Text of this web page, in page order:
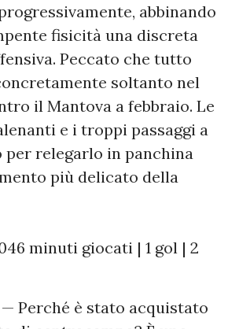
abbinando
fisicità una discreta
Peccato che tutto
soltanto nel
il Mantova a febbraio. Le
e i troppi passaggi a
relegarlo in panchina
più delicato della
minuti giocati | 1 gol | 2
— Perché è stato acquistato